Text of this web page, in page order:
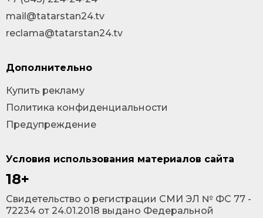
Условия использования материалов сайта
18+
Cвидетельство о регистрации СМИ ЭЛ № ФС 77 -
72234 от 24.01.2018 выдано Федеральной
mail@tatarstan24.tv
reclama@tatarstan24.tv
Дополнительно
Купить рекламу
Политика конфиденциальности
Предупреждение